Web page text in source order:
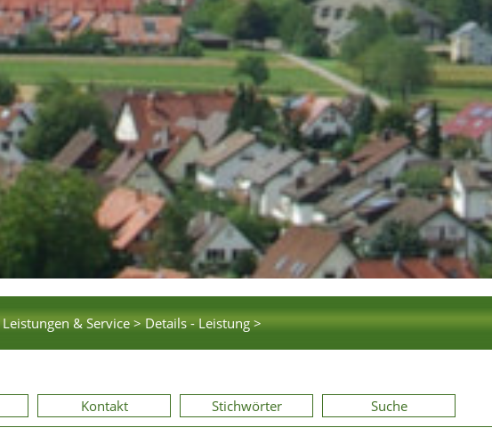
Leistungen & Service > Details - Leistung >
Kontakt Stichwörter Suche